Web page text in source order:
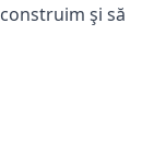
şi să